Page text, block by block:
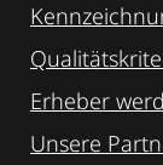
Erheber
Unsere